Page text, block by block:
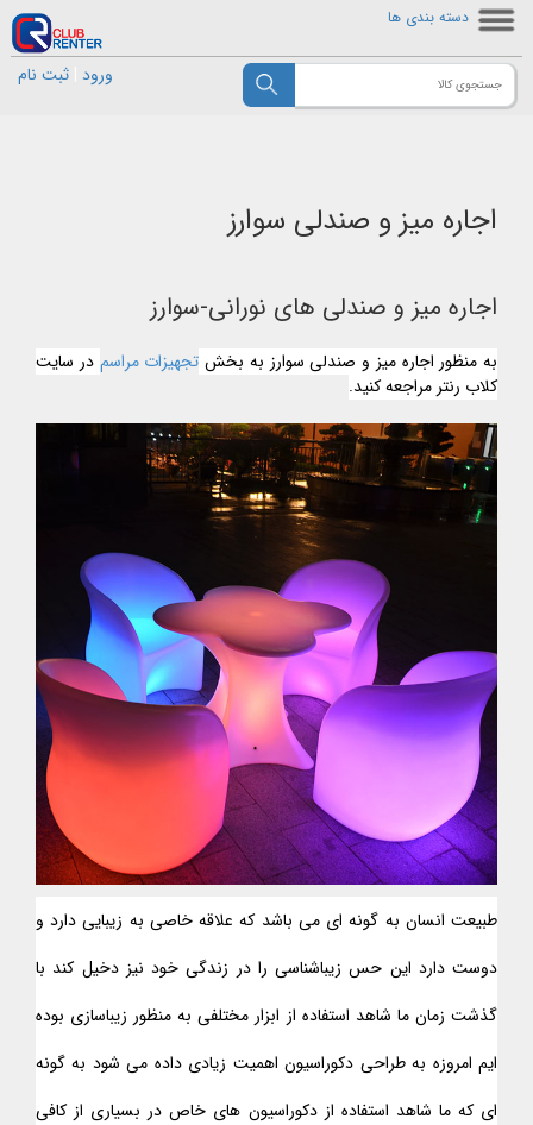
دسته بندی ها
ورود ثبت نام
اجاره میز و صندلی سوارز
اجاره میز و صندلی های نورانی-سوارز
به منظور اجاره میز و صندلی سوارز به بخش تجهیزات مراسم در سایت
کلاب رنتر مراجعه کنید.
طبیعت انسان به گونه ای می باشد که علاقه خاصی به زیبایی دارد و
دوست دارد این حس زیباشناسی را در زندگی خود نیز دخیل کند با
گذشت زمان ما شاهد استفاده از ابزار مختلفی به منظور زیباسازی بوده
ایم امروزه به طراحی دکوراسیون اهمیت زیادی داده می شود به گونه
ای که ما شاهد استفاده از دکوراسیون های خاص در بسیاری از کافی